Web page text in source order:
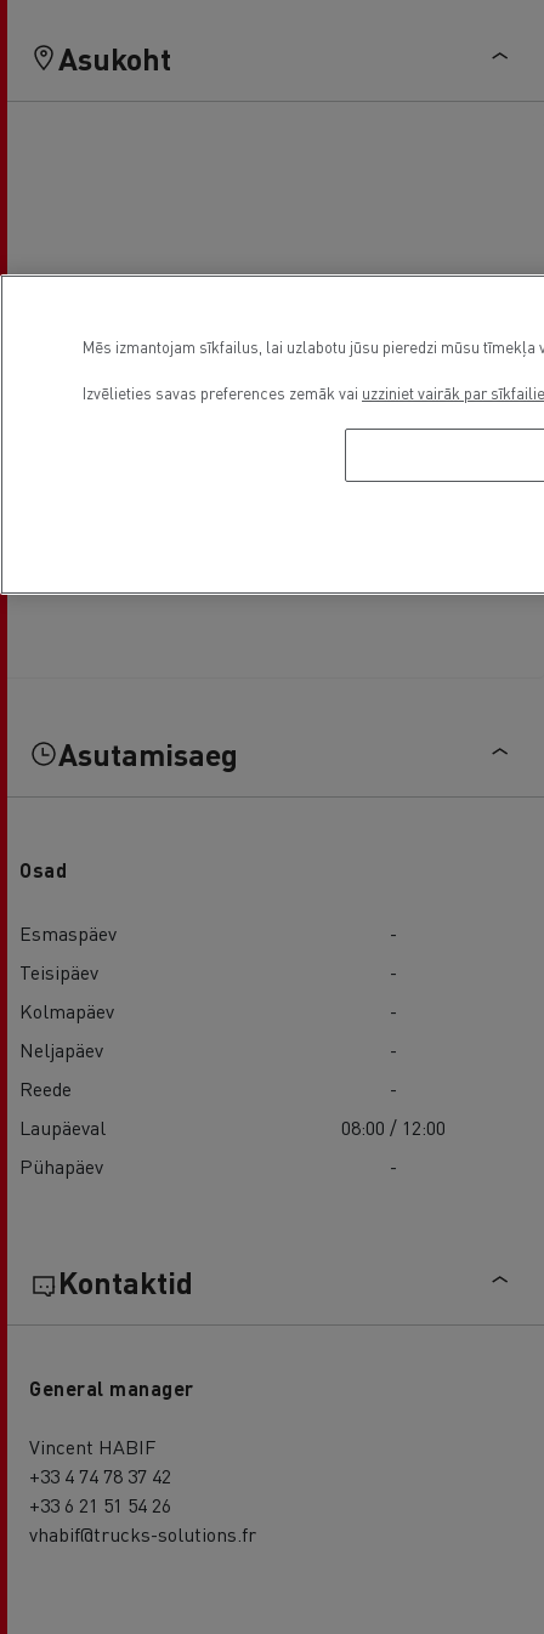
Asukoht
Asutamisaeg
Osad
Esmaspäev
-
Teisipäev
-
Kolmapäev
-
Neljapäev
-
Reede
-
Laupäeval
08:00 / 12:00
Pühapäev
-
Kontaktid
General manager
Vincent HABIF
+33 4 74 78 37 42
+33 6 21 51 54 26
vhabif@trucks-solutions.fr
Mēs izmantojam sīkfailus, lai uzlabotu jūsu pieredzi mūsu
Izvēlieties savas preferences zemāk vai uzziniet vairāk par